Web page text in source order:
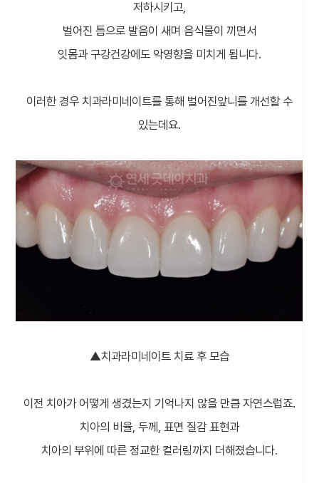
저하시키고,
벌어진 틈으로 발음이 새며 음식물이 끼면서
잇몸과 구강건강에도 악영향을 미치게 됩니다.
이러한 경우 치과라미네이트를 통해 벌어진앞니를 개선할 수
있는데요.
▲치과라미네이트 치료 후 모습
이전 치아가 어떻게 생겼는지 기억나지 않을 만큼 자연스럽죠.
치아의 비율, 두께, 표면 질감 표현과
치아의 부위에 따른 정교한 컬러링까지 더해졌습니다.